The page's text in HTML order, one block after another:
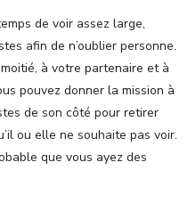
de voir assez large,
afin de n’oublier personne.
à votre partenaire et à
pouvez donner la mission à
de son côté pour retirer
ou elle ne souhaite pas voir.
que vous ayez des